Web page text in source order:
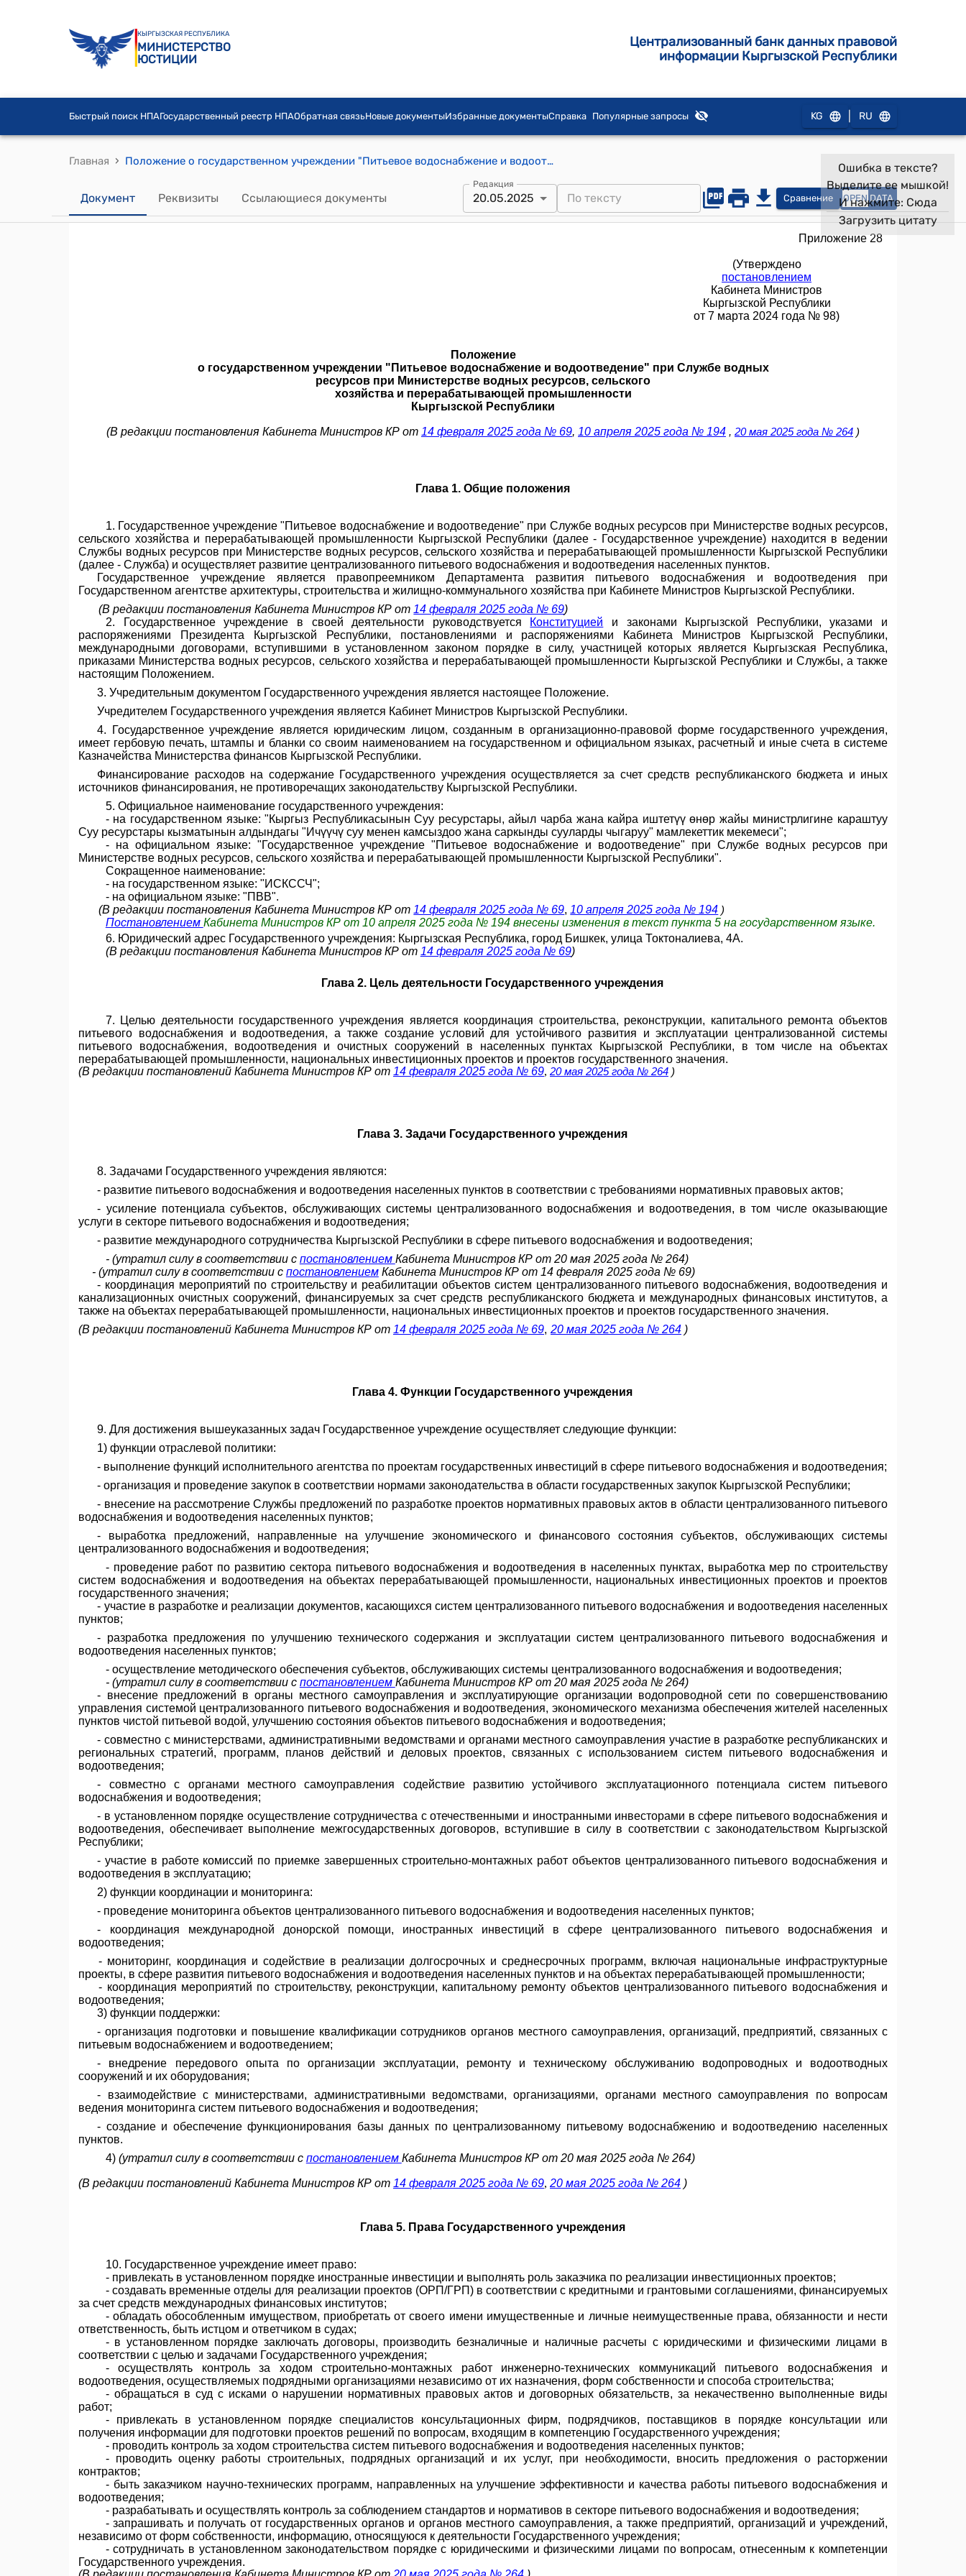
КЫРГЫЗСКАЯ РЕСПУБЛИКА
МИНИСТЕРСТВО
ЮСТИЦИИ
Централизованный банк данных правовой
информации Кыргызской Республики
Быстрый поиск НПАГосударственный реестр НПАОбратная связьНовые документыИзбранные документыСправка Популярные запросы KG RU
Главная › Положение о государственном учреждении "Питьевое водоснабжение и водоотведение" при Службе водных ресурсов при Министерстве водных ресурсов, сельского хозяйства и перерабатывающей промышленности Кыргызской Республики (Утверждено постановлением Кабинета Министров Кыргызской Республики от 7 марта 2024 года № 98)
Документ Реквизиты Ссылающиеся документы
Редакция
20.05.2025 Сравнение OPEN DATA
Ошибка в тексте?
Выделите ее мышкой!
И нажмите: Сюда
Загрузить цитату